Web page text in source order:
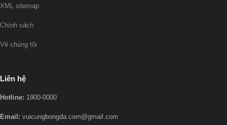
XML sitemap
Chính sách
Vê chúng tôi
Liên hệ
Hotline: 1900-0000
Email: vuicungbongda.com@gmail.com